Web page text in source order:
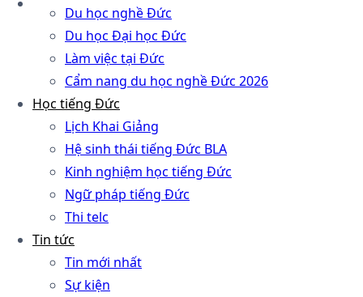
Du học nghề Đức
Du học Đại học Đức
Làm việc tại Đức
Cẩm nang du học nghề Đức 2026
Học tiếng Đức
Lịch Khai Giảng
Hệ sinh thái tiếng Đức BLA
Kinh nghiệm học tiếng Đức
Ngữ pháp tiếng Đức
Thi telc
Tin tức
Tin mới nhất
Sự kiện